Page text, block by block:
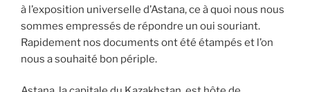
à l’exposition universelle d’Astana, ce à quoi nous nous
sommes empressés de répondre un oui souriant.
Rapidement nos documents ont été étampés et l’on
nous a souhaité bon périple.